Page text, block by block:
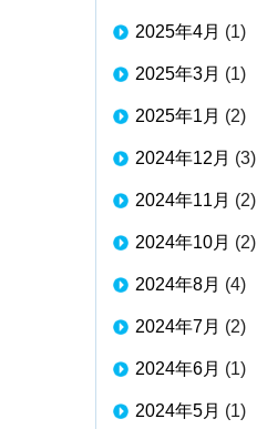
2025年4月 (1)
2025年3月 (1)
2025年1月 (2)
2024年12月 (3)
2024年11月 (2)
2024年10月 (2)
2024年8月 (4)
2024年7月 (2)
2024年6月 (1)
2024年5月 (1)